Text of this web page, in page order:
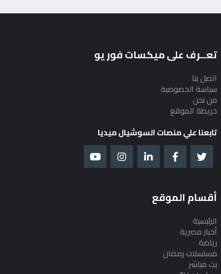
تعــرف على ميكسات فور يو
اتصل بنا
سياسة الخصوصية
من نحن
خريطة الموقع
تابعنا علي منصات السوشيال ميديا
أقسام الموقع
الرئيسية
أخبار مصرية
رياضة
مسلسلات رمضان
بث مباشر